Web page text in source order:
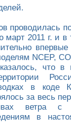
проводилась
март 2011 г. и
NCEP,
что в
в коде
за весь
ветра с
в